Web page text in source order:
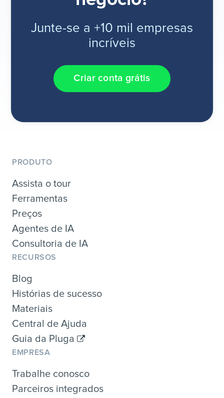
Junte-se a +10 mil empresas
incríveis
Criar conta grátis
PRODUTO
Assista o tour
Ferramentas
Preços
Agentes de IA
Consultoria de IA
RECURSOS
Blog
Histórias de sucesso
Materiais
Central de Ajuda
Guia da Pluga
EMPRESA
Trabalhe conosco
Parceiros integrados